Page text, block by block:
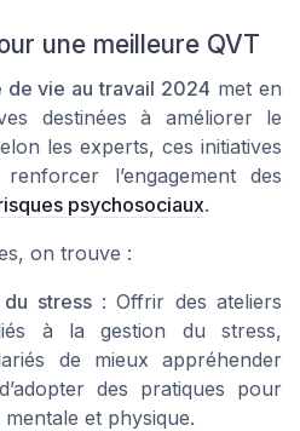
une meilleure QVT
de vie au travail 2024 met en
destinées à améliorer le
les experts, ces initiatives
l’engagement des
psychosociaux.
on trouve :
stress: Offrir des ateliers
à la gestion du stress,
de mieux appréhender
des pratiques pour
et physique.